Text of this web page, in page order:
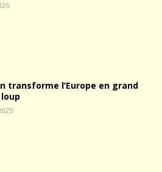
transforme l’Europe en grand